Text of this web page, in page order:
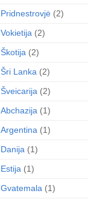
Pridnestrovjė (2)
Vokietija (2)
Škotija (2)
Šri Lanka (2)
Šveicarija (2)
Abchazija (1)
Argentina (1)
Danija (1)
Estija (1)
Gvatemala (1)